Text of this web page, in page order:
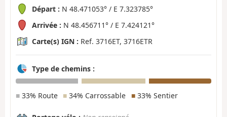
Départ : N 48.471053° / E 7.323785°
Arrivée : N 48.456711° / E 7.424121°
Carte(s) IGN : Ref. 3716ET, 3716ETR
Type de chemins :
■ 33% Route ■ 34% Carrossable ■33% Sentier